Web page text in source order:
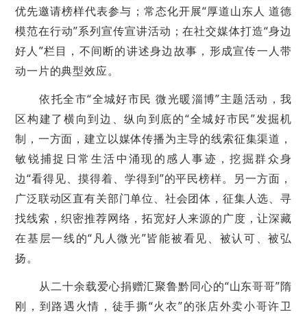
优先邀请榜样代表参与；常态化开展“厚道山东人 道德
模范在行动”系列宣传宣讲活动；在社交媒体打造“身边
好人”栏目，不间断的讲述身边故事，形成宣传一人带
动一片的典型效应。
依托全市“全城好市民 微光暖淄博”主题活动，我
区构建了横向到边、纵向到底的“全城好市民”发掘机
制，一方面，建立以媒体传播为主导的线索征集渠道，
敏锐捕捉日常生活中涌现的感人事迹，挖掘群众身
边“看得见、摸得着、学得到”的平民榜样。另一方面，
广泛联动区直有关部门单位、社会团体，征集人选、寻
找线索，织密推荐网络，拓宽好人来源的广度，让深藏
在基层一线的“凡人微光”皆能被看见、被认可、被弘
扬。
从二十余载爱心捐赠汇聚鲁黔同心的“山东哥哥”隋
刚，到路遇火情，徒手撕“火衣”的张店外卖小哥许卫